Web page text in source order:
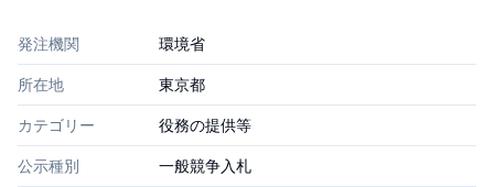
発注機関 環境省
所在地 東京都
カテゴリー 役務の提供等
公示種別 一般競争入札